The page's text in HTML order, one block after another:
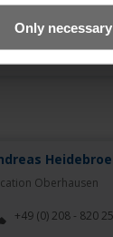
Only necessary
Oberhausen
+49 (0) 208 - 820